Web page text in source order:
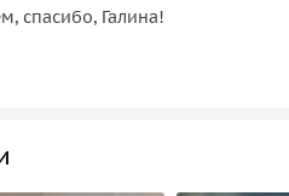
спасибо, Галина!